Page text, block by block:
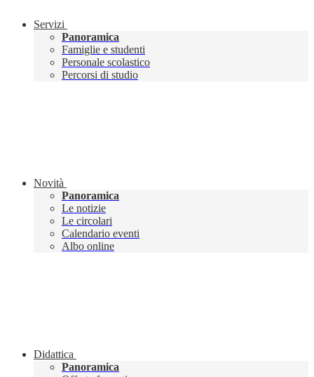
Servizi
Panoramica
Famiglie e studenti
Personale scolastico
Percorsi di studio
Novità
Panoramica
Le notizie
Le circolari
Calendario eventi
Albo online
Didattica
Panoramica